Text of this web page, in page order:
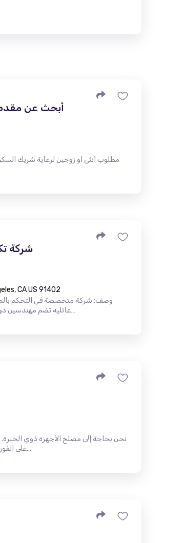
أبحث عن مقدم
مطلوب أنثى أو زوجين لرعاية شريك
شركة
CA US 91402
وصف: شركة متخصصة في التحكم
عائلية تضم مهندسين ذوي خبرة في إصلاح أنظمة التدفئة والتهوية وتكييف اله…
نحن بحاجة إلى مصلح الأجهزة ذوي
على الفور. ✔ 1099 عمل ✔ لا يوجد تدريب ✔ اللغة الانجليزية م…